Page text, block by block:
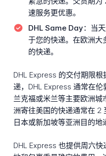
速服务更优惠。
DHL Same Day：
当
于您的快递。在欧洲大
的快递。
DHL Express 的交付期限
递，DHL Express 通常在
兰克福或米兰等主要欧洲城
洲寄往美国的快递通常在 2
日本或新加坡等亚洲目的地
DHL Express 也提供周六